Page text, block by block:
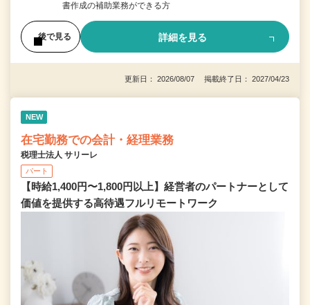
書作成の補助業務ができる方
後で見る 詳細を見る
更新日： 2026/08/07 掲載終了日： 2027/04/23
NEW
在宅勤務での会計・経理業務
税理士法人 サリーレ
パート
【時給1,400円〜1,800円以上】経営者のパートナーとして
価値を提供する⾼待遇フルリモートワーク